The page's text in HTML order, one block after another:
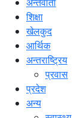
शिक्षा
खेलकुद
आर्थिक
अन्तराष्ट्रिय
प्रवास
प्रदेश
अन्य